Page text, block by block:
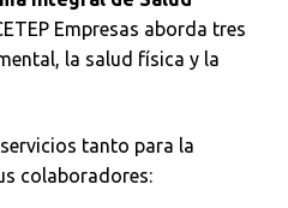
Empresas aborda tres
la salud física y la
tanto para la
colaboradores: